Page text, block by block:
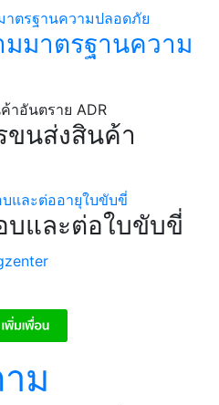
มาตรฐานความ
ขนส่งสินค้า
บและต่อใบขับขี่​
ม